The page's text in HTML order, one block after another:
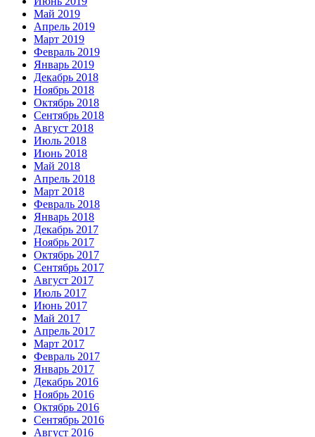
Май 2019
Апрель 2019
Март 2019
Февраль 2019
Январь 2019
Декабрь 2018
Ноябрь 2018
Октябрь 2018
Сентябрь 2018
Август 2018
Июль 2018
Июнь 2018
Май 2018
Апрель 2018
Март 2018
Февраль 2018
Январь 2018
Декабрь 2017
Ноябрь 2017
Октябрь 2017
Сентябрь 2017
Август 2017
Июль 2017
Июнь 2017
Май 2017
Апрель 2017
Март 2017
Февраль 2017
Январь 2017
Декабрь 2016
Ноябрь 2016
Октябрь 2016
Сентябрь 2016
Август 2016